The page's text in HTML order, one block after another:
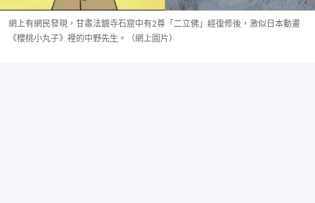
網上有網民發現，甘肅法鏡寺石窟中有2尊「二立佛」經復修後，激似日本動畫
《櫻桃小丸子》裡的中野先生。（網上圖片）